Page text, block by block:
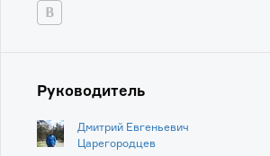
Руководитель
Дмитрий Евгеньевич
Царегородцев